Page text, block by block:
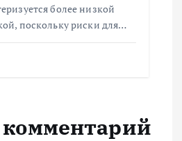
более низкой
поскольку риски для…